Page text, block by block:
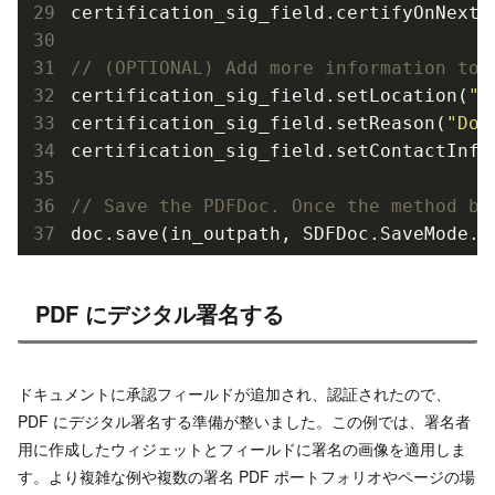
certification_sig_field.certify
// (OPTIONAL) Add more information
certification_sig_field.setLocation(
certification_sig_field.setReason(
certification_sig_field.set
// Save the PDFDoc. Once the
doc.save(in_outpath,
PDF にデジタル署名する
ドキュメントに承認フィールドが追加され、認証されたので、
PDF にデジタル署名する準備が整いました。この例では、署名者
用に作成したウィジェットとフィールドに署名の画像を適用しま
す。より複雑な例や複数の署名 PDF ポートフォリオやページの場